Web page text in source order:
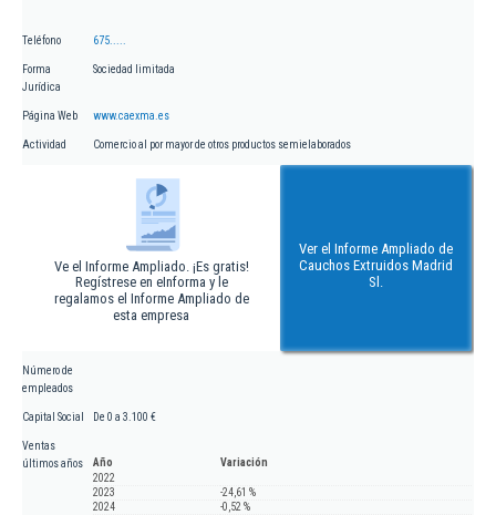
Teléfono 675.....
Forma
Jurídica
Sociedad limitada
Página Web www.caexma.es
Actividad Comercio al por mayor de otros productos semielaborados
Ve el Informe Ampliado. ¡Es gratis!
Regístrese en eInforma y le
regalamos el Informe Ampliado de
esta empresa
Ver el Informe Ampliado de
Cauchos Extruidos Madrid
Sl.
Número de
empleados
Capital Social De 0 a 3.100 €
Ventas
últimos años
Año
Variación
2022
2023
-24,61 %
2024
-0,52 %